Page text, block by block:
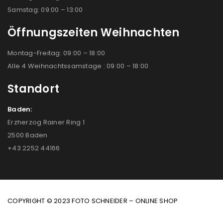
Samstag: 09:00 – 13:00
Öffnungszeiten Weihnachten
Montag-Freitag: 09:00 – 18:00
Alle 4 Weihnachtssamstage : 09:00 – 18:00
Standort
Baden:
Erzherzog Rainer Ring 1
2500 Baden
+43 2252 44166
COPYRIGHT © 2023 FOTO SCHNEIDER – ONLINE SHOP